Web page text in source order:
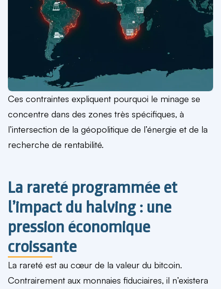
Ces contraintes expliquent pourquoi le minage se
concentre dans des zones très spécifiques, à
l’intersection de la géopolitique de l’énergie et de la
recherche de rentabilité.
La rareté programmée et
l’impact du halving : une
pression économique
croissante
La rareté est au cœur de la valeur du bitcoin.
Contrairement aux monnaies fiduciaires, il n’existera